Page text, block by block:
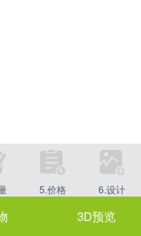
5.价格 6.设计
3D预览